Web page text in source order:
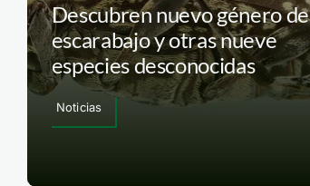
Descubren nuevo género de
escarabajo y otras nueve
especies desconocidas
Noticias